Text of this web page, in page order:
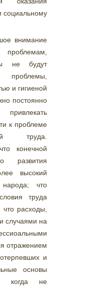
социальному
внимание
не будут
проблемы,
и гигиеной
постоянно
к проблеме
труда.
конечной
развития
высокий
что
труда
расходы,
случаями на
отражением
и
основы
когда не